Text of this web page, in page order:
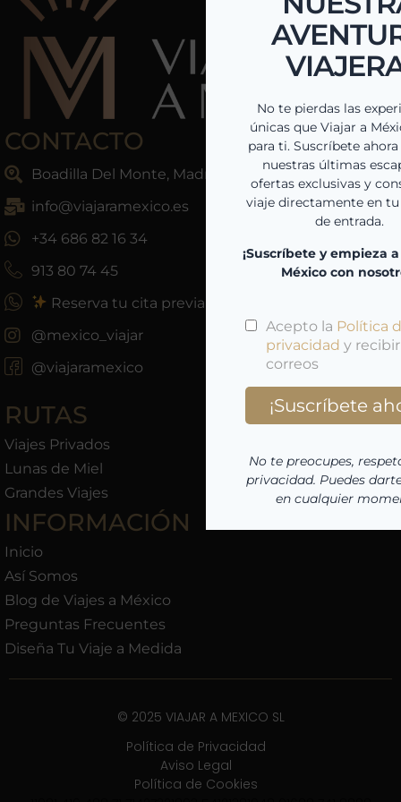
CONTACTO
Boadilla Del Monte, Madrid, España
info@viajaramexico.es
+34 686 82 16 34
913 80 74 45
Reserva tu cita previa
@mexico_viajar
@viajaramexico
RUTAS
Viajes Privados
Lunas de Miel
Grandes Viajes
INFORMACIÓN
Inicio
Así Somos
Blog de Viajes a México
Preguntas Frecuentes
Diseña Tu Viaje a Medida
© 2025 VIAJAR A MEXICO SL
Política de Privacidad
Aviso Legal
Política de Cookies